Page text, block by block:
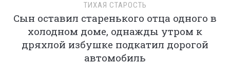
ТИХАЯ СТАРОСТЬ
Сын оставил старенького отца одного в
холодном доме, однажды утром к
дряхлой избушке подкатил дорогой
автомобиль